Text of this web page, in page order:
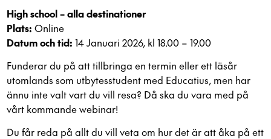
Planera
ditt
utbyte
Bli
värdfamilj
High school – alla destinationer
Plats: Online
Datum och tid: 14 Januari 2026, kl 18.00 – 19.00
Funderar du på att tillbringa en termin eller ett läsår
utomlands som utbytesstudent med Educatius, men har
ännu inte valt vart du vill resa? Då ska du vara med på
vårt kommande webinar!
Du får reda på allt du vill veta om hur det är att åka på ett